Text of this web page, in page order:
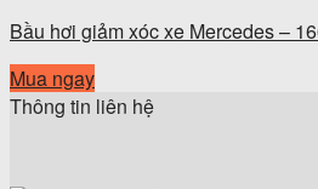
Bầu hơi giảm xóc xe Mercedes –
Mua ngay
Thông tin liên hệ